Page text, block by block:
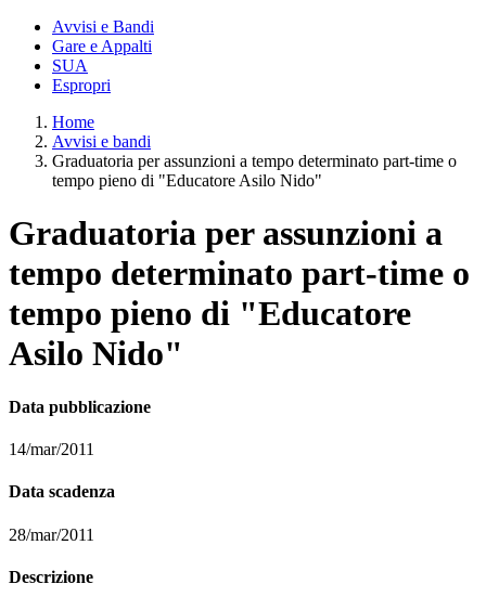
Avvisi e Bandi
Gare e Appalti
SUA
Espropri
Home
Avvisi e bandi
Graduatoria per assunzioni a tempo determinato part-time o
tempo pieno di "Educatore Asilo Nido"
Graduatoria per assunzioni a
tempo determinato part-time o
tempo pieno di "Educatore
Asilo Nido"
Data pubblicazione
14/mar/2011
Data scadenza
28/mar/2011
Descrizione